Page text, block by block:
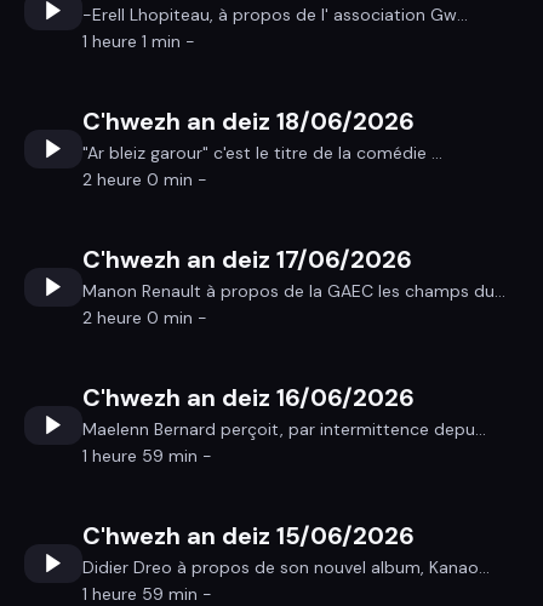
-Erell Lhopiteau, à propos de l' association Gw...
1 heure 1 min -
C'hwezh an deiz 18/06/2026
"Ar bleiz garour" c'est le titre de la comédie ...
2 heure 0 min -
C'hwezh an deiz 17/06/2026
Manon Renault à propos de la GAEC les champs du...
2 heure 0 min -
C'hwezh an deiz 16/06/2026
Maelenn Bernard perçoit, par intermittence depu...
1 heure 59 min -
C'hwezh an deiz 15/06/2026
Didier Dreo à propos de son nouvel album, Kanao...
1 heure 59 min -